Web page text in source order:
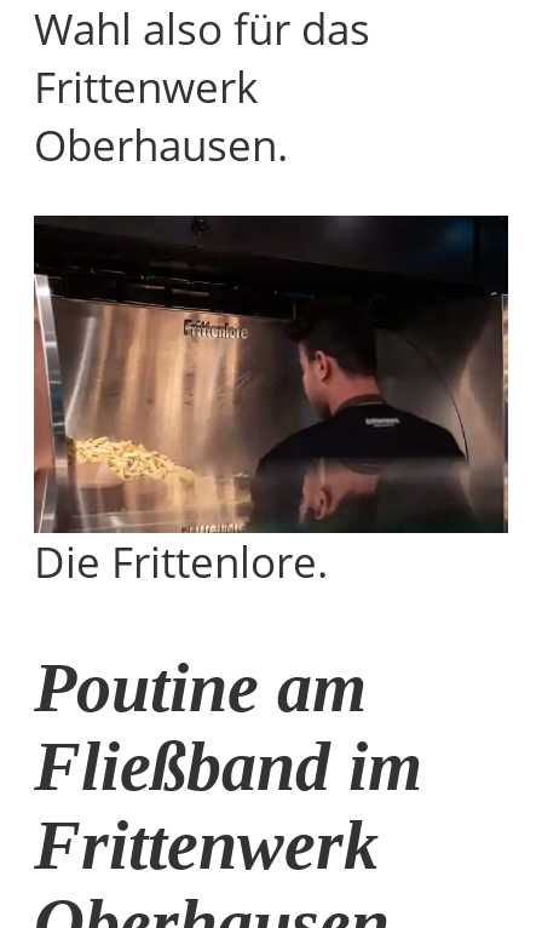
Wahl also für das
Frittenwerk
Oberhausen.
Die Frittenlore.
Poutine am
Fließband im
Frittenwerk